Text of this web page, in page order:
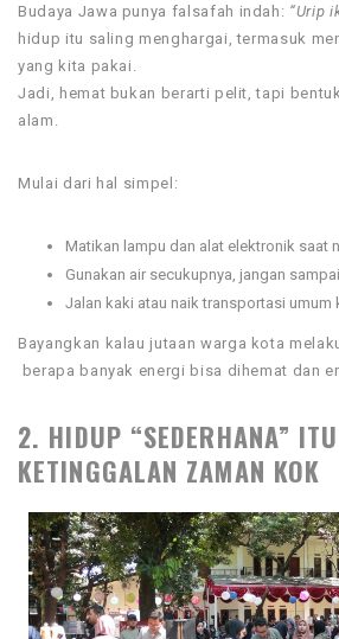
Budaya Jawa punya falsafah indah: “Urip
hidup itu saling menghargai, termasuk
yang kita pakai.
Jadi, hemat bukan berarti pelit, tapi
alam.
Mulai dari hal simpel:
Matikan lampu dan alat elektronik saat
Gunakan air secukupnya, jangan
Jalan kaki atau naik transportasi umum
Bayangkan kalau jutaan warga kota
berapa banyak energi bisa dihemat dan
2. HIDUP “SEDERHANA”
KETINGGALAN ZAMAN KOK